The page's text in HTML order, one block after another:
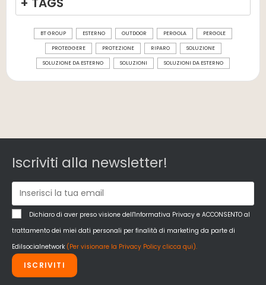
BT GROUP ESTERNO OUTDOOR PERGOLA PERGOLE
PROTEGGERE PROTEZIONE RIPARO SOLUZIONE
SOLUZIONE DA ESTERNO SOLUZIONI SOLUZIONI DA ESTERNO
Iscriviti alla newsletter!
Dichiaro di aver preso visione dell'Informativa Privacy e ACCONSENTO al
trattamento dei miei dati personali per finalità di marketing da parte di
Edilsocialnetwork (Per visionare la Privacy Policy clicca qui).
ISCRIVITI